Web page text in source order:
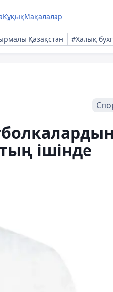
ҚұқықМақалалар
Қазақстан #Халық
ішінде